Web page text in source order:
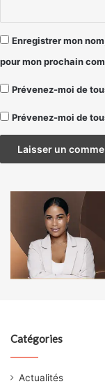
Enregistrer mon
pour mon prochain
Prévenez-moi de
Prévenez-moi de
Catégories
Actualités